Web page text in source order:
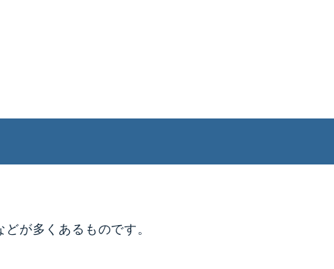
が多くあるものです。